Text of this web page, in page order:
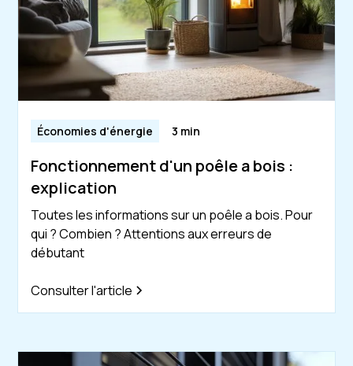
Économies d'énergie 3 min
Fonctionnement d'un poêle a bois :
explication
Toutes les informations sur un poêle a bois. Pour
qui ? Combien ? Attentions aux erreurs de
débutant
Consulter l'article